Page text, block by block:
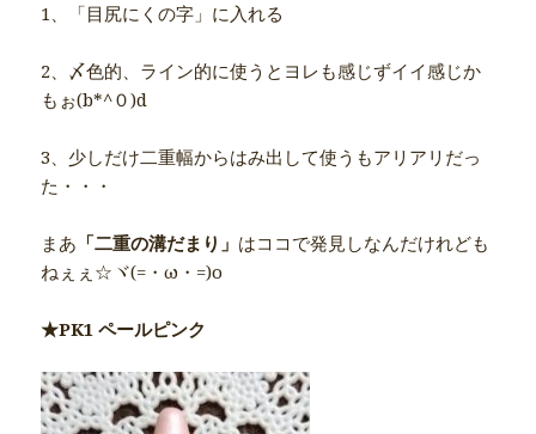
1、「目尻にくの字」に入れる
2、〆色的、ライン的に使うとヨレも感じずイイ感じか
もぉ(b*^０)d
3、少しだけ二重幅からはみ出して使うもアリアリだっ
た・・・
まあ 「二重の溝だまり」 はココで発見しなんだけれども
ねぇぇ☆ヾ(=・ω・=)o
★PK1 ペールピンク